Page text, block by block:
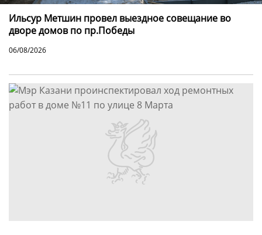
Ильсур Метшин провел выездное совещание во
дворе домов по пр.Победы
06/08/2026